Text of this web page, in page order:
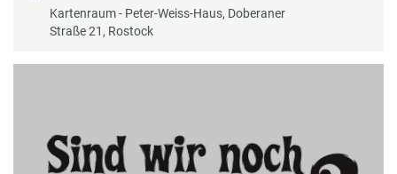
Kartenraum - Peter-Weiss-Haus, Doberaner
Straße 21, Rostock